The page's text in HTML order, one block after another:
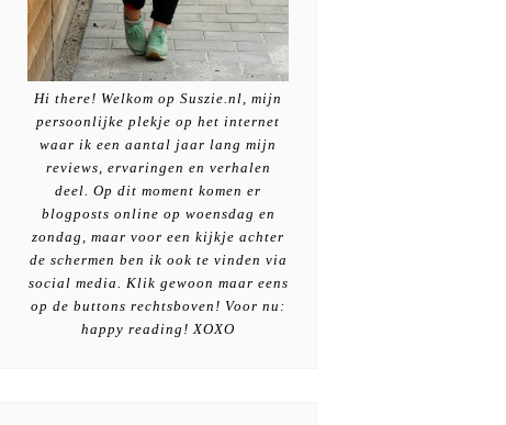
Hi there! Welkom op Suszie.nl, mijn
persoonlijke plekje op het internet
waar ik een aantal jaar lang mijn
reviews, ervaringen en verhalen
deel. Op dit moment komen er
blogposts online op woensdag en
zondag, maar voor een kijkje achter
de schermen ben ik ook te vinden via
social media. Klik gewoon maar eens
op de buttons rechtsboven! Voor nu:
happy reading! XOXO